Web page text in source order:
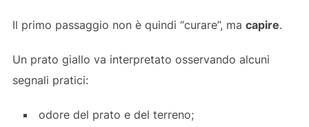
Il primo passaggio non è quindi “curare”, ma capire.
Un prato giallo va interpretato osservando alcuni
segnali pratici:
odore del prato e del terreno;